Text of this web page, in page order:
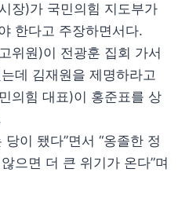
장)가 국민의힘 지도부가
한다고 주장하면서다.
위원)이 전광훈 집회 가서
데 김재원을 제명하라고
의힘 대표)이 홍준표를 상
이 됐다”면서 “옹졸한 정
으면 더 큰 위기가 온다”며